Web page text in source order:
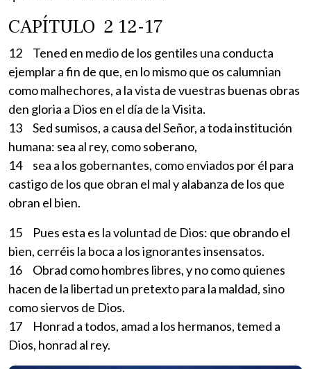
CAPÍTULO 2 12-17
12 Tened en medio de los gentiles una conducta
ejemplar a fin de que, en lo mismo que os calumnian
como malhechores, a la vista de vuestras buenas obras
den gloria a Dios en el día de la Visita.
13 Sed sumisos, a causa del Señor, a toda institución
humana: sea al rey, como soberano,
14 sea a los gobernantes, como enviados por él para
castigo de los que obran el mal y alabanza de los que
obran el bien.
15 Pues esta es la voluntad de Dios: que obrando el
bien, cerréis la boca a los ignorantes insensatos.
16 Obrad como hombres libres, y no como quienes
hacen de la libertad un pretexto para la maldad, sino
como siervos de Dios.
17 Honrad a todos, amad a los hermanos, temed a
Dios, honrad al rey.